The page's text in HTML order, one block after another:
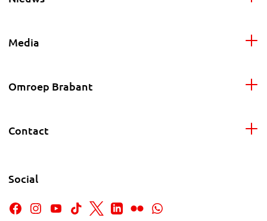
Media
Omroep Brabant
Contact
Social